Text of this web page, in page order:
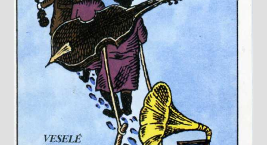
Knižný klub
Kontakt